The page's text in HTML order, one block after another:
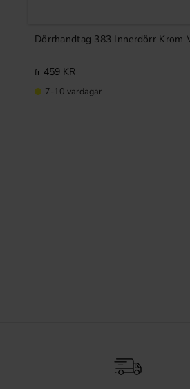
Dörrhandtag 383 Innerdörr Krom
459 KR
7-10 vardagar